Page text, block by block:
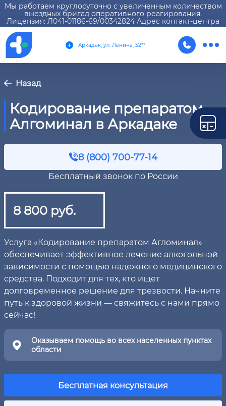
Мы работаем круглосуточно с увеличенным количеством
выездных бригад оперативного реагирования.
Лицензия: Л041-01186-69/00342824 Адрес контакт-центра
Аркадак, ул. Ленина, 52**
Назад
Кодирование препаратом
Алгоминал в Аркадаке
8 (800) 700-77-14
Бесплатный звонок по России
8 800 руб.
Услуга «Кодирование препаратом Агломинал»
обеспечивает эффективное лечение алкогольной
зависимости с помощью надежного медицинского
средства. Подходит для тех, кто ищет
долговременное решение для трезвости. Начните
путь к здоровой жизни — свяжитесь с нами прямо
сейчас!
Оказываем помощь во всех населенных пунктах
области
Бесплатная консультация